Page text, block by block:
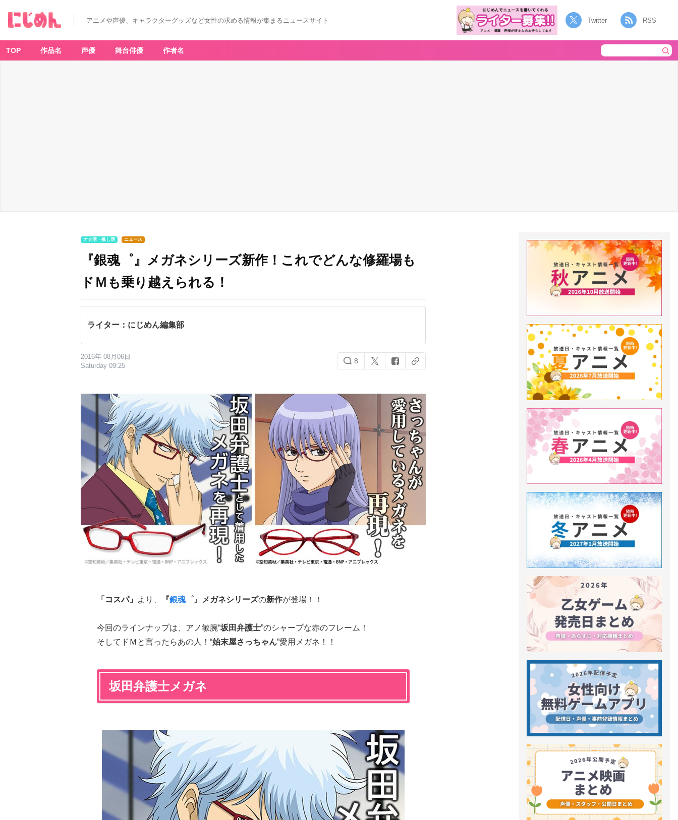
アニメや声優、キャラクターグッズなど女性の求める情報が集まるニュースサイト Twitter RSS
TOP 作品名 声優 舞台俳優 作者名
オタ活・推し活 ニュース
『銀魂゜』メガネシリーズ新作！これでどんな修羅場も
ドＭも乗り越えられる！
ライター：にじめん編集部
2016年 08月06日
Saturday 09:25
8
「コスパ」 より、 『銀魂゜』 メガネシリーズの新作が登場！！
今回のラインナップは、アノ敏腕“坂田弁護士”のシャープな赤のフレーム！
そしてドＭと言ったらあの人！“始末屋さっちゃん”愛用メガネ！！
坂田弁護士メガネ